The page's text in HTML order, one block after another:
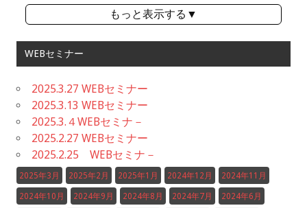
もっと表示する▼
WEBセミナー
2025.3.27 WEBセミナー
2025.3.13 WEBセミナー
2025.3.４WEBセミナ－
2025.2.27 WEBセミナー
2025.2.25 WEBセミナ－
2025年3月 2025年2月 2025年1月 2024年12月 2024年11月
2024年10月 2024年9月 2024年8月 2024年7月 2024年6月